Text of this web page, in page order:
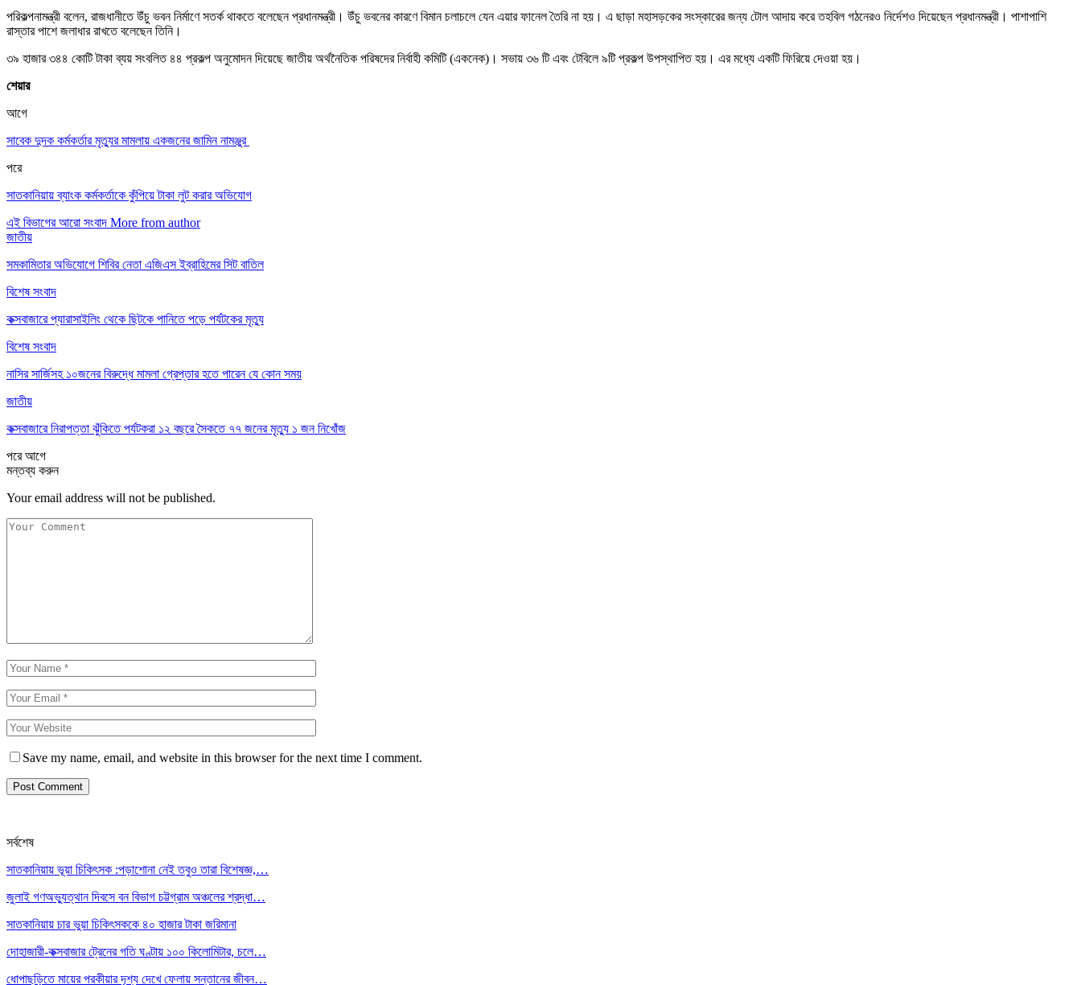
পরিকল্পনামন্ত্রী বলেন, রাজধানীতে উঁচু ভবন নির্মাণে সতর্ক থাকতে বলেছেন প্রধানমন্ত্রী। উঁচু ভবনের কারণে বিমান চলাচলে যেন এয়ার ফানেল তৈরি না হয়। এ ছাড়া মহাসড়কের সংস্কারের জন্য টোল আদায় করে তহবিল গঠনেরও নির্দেশও দিয়েছেন প্রধানমন্ত্রী। পাশাপাশি
রাস্তার পাশে জলাধার রাখতে বলেছেন তিনি।
৩৯ হাজার ৩৪৪ কোটি টাকা ব্যয় সংবলিত ৪৪ প্রকল্প অনুমোদন দিয়েছে জাতীয় অর্থনৈতিক পরিষদের নির্বাহী কমিটি (একনেক)। সভায় ৩৬ টি এবং টেবিলে ৯টি প্রকল্প উপস্থাপিত হয়। এর মধ্যে একটি ফিরিয়ে দেওয়া হয়।
শেয়ার
আগে
সাবেক দুদক কর্মকর্তার মৃত্যুর মামলায় একজনের জামিন নামঞ্জুর
পরে
সাতকানিয়ায় ব্যাংক কর্মকর্তাকে কুঁপিয়ে টাকা লুট করার অভিযোগ
এই বিভাগের আরো সংবাদ More from author
জাতীয়
সমকামিতার অভিযোগে শিবির নেতা এজিএস ইব্রাহিমের সিট বাতিল
বিশেষ সংবাদ
কক্সবাজারে প্যারাসাইলিং থেকে ছিটকে পানিতে পড়ে পর্যটকের মৃত্যু
বিশেষ সংবাদ
নাসির সার্জিসহ ১০জনের বিরুদ্ধে মামলা গ্রেপ্তার হতে পারেন যে কোন সময়
জাতীয়
কক্সবাজারে নিরাপত্তা ঝুঁকিতে পর্যটকরা ১২ বছরে সৈকতে ৭৭ জনের মৃত্যু ১ জন নিখোঁজ
পরেআগে
মন্তব্য করুন
Your email address will not be published.
Save my name, email, and website in this browser for the next time I comment.
সর্বশেষ
সাতকানিয়ায় ভূয়া চিকিৎসক :পড়াশোনা নেই তবুও তারা বিশেষজ্ঞ,…
জুলাই গণঅভ্যুত্থান দিবসে বন বিভাগ চট্টগ্রাম অঞ্চলের শ্রদ্ধা…
সাতকানিয়ায় চার ভুয়া চিকিৎসককে ৪০ হাজার টাকা জরিমানা
দোহাজারী-কক্সবাজার ট্রেনের গতি ঘণ্টায় ১০০ কিলোমিটার, চলে…
ধোপাছড়িতে মায়ের পরকীয়ার দৃশ্য দেখে ফেলায় সন্তানের জীবন…